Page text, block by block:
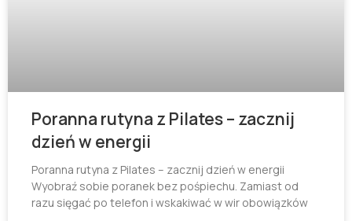
Poranna rutyna z Pilates – zacznij
dzień w energii
Poranna rutyna z Pilates – zacznij dzień w energii
Wyobraź sobie poranek bez pośpiechu. Zamiast od
razu sięgać po telefon i wskakiwać w wir obowiązków